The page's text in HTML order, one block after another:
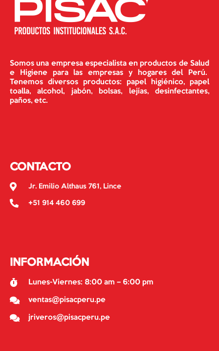
Somos una empresa especialista en productos de Salud
e Higiene para las empresas y hogares del Perú.
Tenemos diversos productos: papel higiénico, papel
toalla, alcohol, jabón, bolsas, lejías, desinfectantes,
paños, etc.
CONTACTO
Jr. Emilio Althaus 761, Lince
+51 914 460 699
INFORMACIÓN
Lunes-Viernes: 8:00 am – 6:00 pm
ventas@pisacperu.pe
jriveros@pisacperu.pe